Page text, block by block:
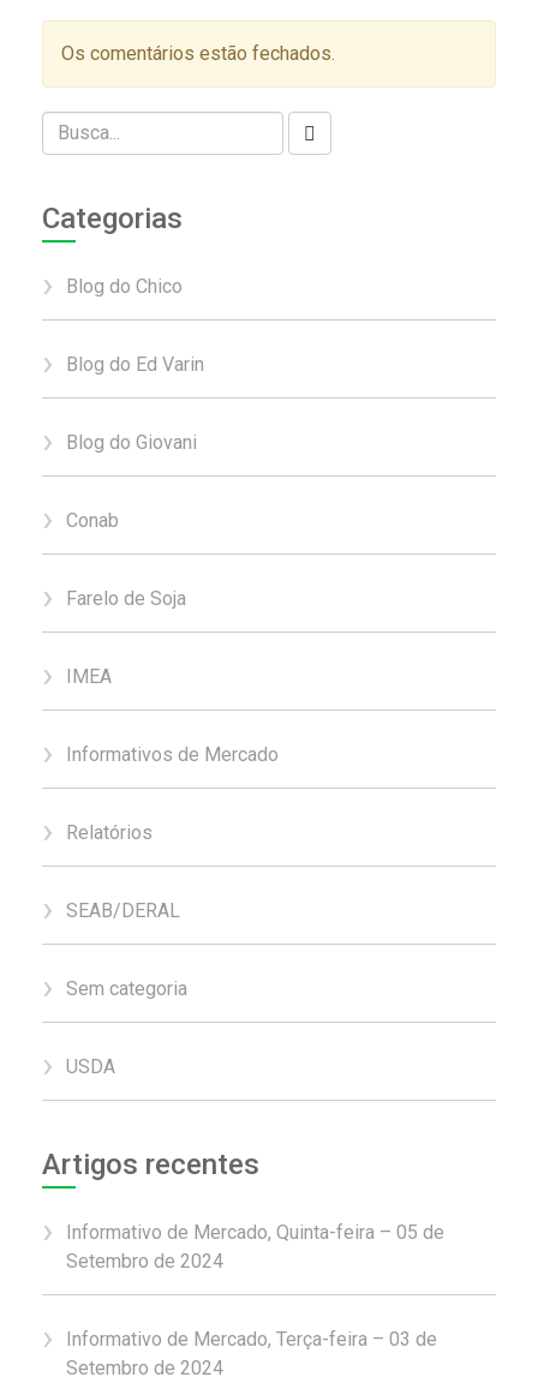
Os comentários estão fechados.
Categorias
Blog do Chico
Blog do Ed Varin
Blog do Giovani
Conab
Farelo de Soja
IMEA
Informativos de Mercado
Relatórios
SEAB/DERAL
Sem categoria
USDA
Artigos recentes
Informativo de Mercado, Quinta-feira – 05 de
Setembro de 2024
Informativo de Mercado, Terça-feira – 03 de
Setembro de 2024